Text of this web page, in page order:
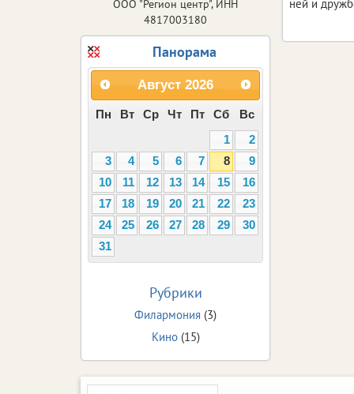
ней и
ООО "Регион центр", ИНН
4817003180
Панорама
Август 2026
Пн Вт Ср Чт Пт Сб
Вс
1
2
3
4 5 6 7 8
9
10
11 12 13 14 15
16
17
18 19 20 21 22
23
24
25 26 27 28 29
30
31
Рубрики
Филармония (3)
Кино(15)